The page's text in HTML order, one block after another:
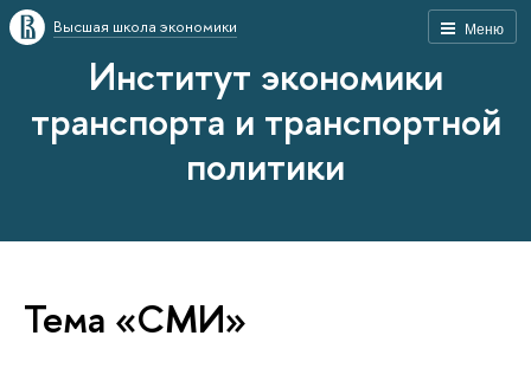
Меню
Высшая школа экономики
Институт экономики
транспорта и транспортной
политики
Тема «СМИ»